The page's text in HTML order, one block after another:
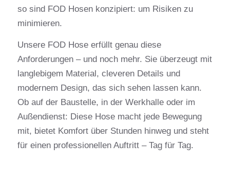
so sind FOD Hosen konzipiert: um Risiken zu
minimieren.
Unsere FOD Hose erfüllt genau diese
Anforderungen – und noch mehr. Sie überzeugt mit
langlebigem Material, cleveren Details und
modernem Design, das sich sehen lassen kann.
Ob auf der Baustelle, in der Werkhalle oder im
Außendienst: Diese Hose macht jede Bewegung
mit, bietet Komfort über Stunden hinweg und steht
für einen professionellen Auftritt – Tag für Tag.